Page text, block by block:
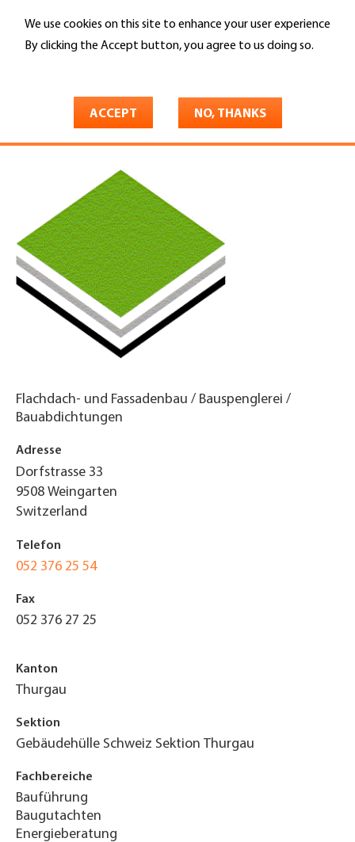
We use cookies on this site to enhance your user experience
By clicking the Accept button, you agree to us doing so.
ACCEPT NO, THANKS
main
Search
Frefel Josef GmbH
Flachdach- und Fassadenbau / Bauspenglerei /
Bauabdichtungen
Adresse
Dorfstrasse 33
9508 Weingarten
Switzerland
Telefon
052 376 25 54
Fax
052 376 27 25
Kanton
Thurgau
Sektion
Gebäudehülle Schweiz Sektion Thurgau
Fachbereiche
Bauführung
Baugutachten
Energieberatung